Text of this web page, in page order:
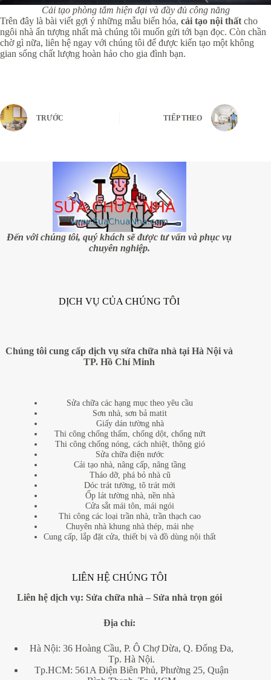
Cải tạo phòng tắm hiện đại và đầy đủ công năng
Trên đây là bài viết gợi ý những mẫu biến hóa, cải tạo nội thất cho
ngôi nhà ấn tượng nhất mà chúng tôi muốn gửi tới bạn đọc. Còn chần
chờ gì nữa, liên hệ ngay với chúng tôi để được kiến tạo một không
gian sống chất lượng hoàn hảo cho gia đình bạn.
TRƯỚC TIẾP THEO
Đến với chúng tôi, quý khách sẽ được tư vấn và phục vụ
chuyên nghiệp.
DỊCH VỤ CỦA CHÚNG TÔI
Chúng tôi cung cấp dịch vụ sửa chữa nhà tại Hà Nội và
TP. Hồ Chí Minh
Sửa chữa các hạng mục theo yêu cầu
Sơn nhà, sơn bả matit
Giấy dán tường nhà
Thi công chống thấm, chống dột, chống nứt
Thi công chống nóng, cách nhiệt, thông gió
Sửa chữa điện nước
Cải tạo nhà, nâng cấp, nâng tầng
Tháo dỡ, phá bỏ nhà cũ
Dóc trát tường, tô trát mới
Ốp lát tường nhà, nền nhà
Cửa sắt mái tôn, mái ngói
Thi công các loại trần nhà, trần thạch cao
Chuyên nhà khung nhà thép, mái nhẹ
Cung cấp, lắp đặt cửa, thiết bị và đồ dùng nội thất
LIÊN HỆ CHÚNG TÔI
Liên hệ dịch vụ: Sửa chữa nhà – Sửa nhà trọn gói
Địa chỉ:
Hà Nội: 36 Hoàng Cầu, P. Ô Chợ Dừa, Q. Đống Đa,
Tp. Hà Nội.
Tp.HCM: 561A Điện Biên Phủ, Phường 25, Quận